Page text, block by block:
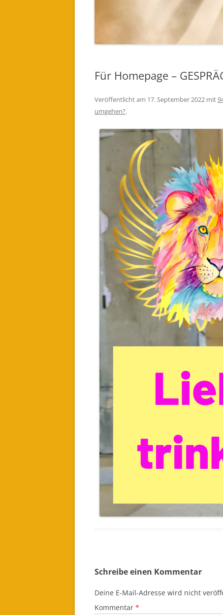
Für Homepage –
Veröffentlicht am 17. September 2022 mit
umgehen?.
Schreibe einen Kommentar
Deine E-Mail-Adresse wird nicht
Kommentar *